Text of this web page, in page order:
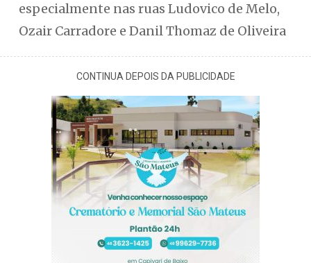
especialmente nas ruas Ludovico de Melo,
Ozair Carradore e Danil Thomaz de Oliveira
CONTINUA DEPOIS DA PUBLICIDADE